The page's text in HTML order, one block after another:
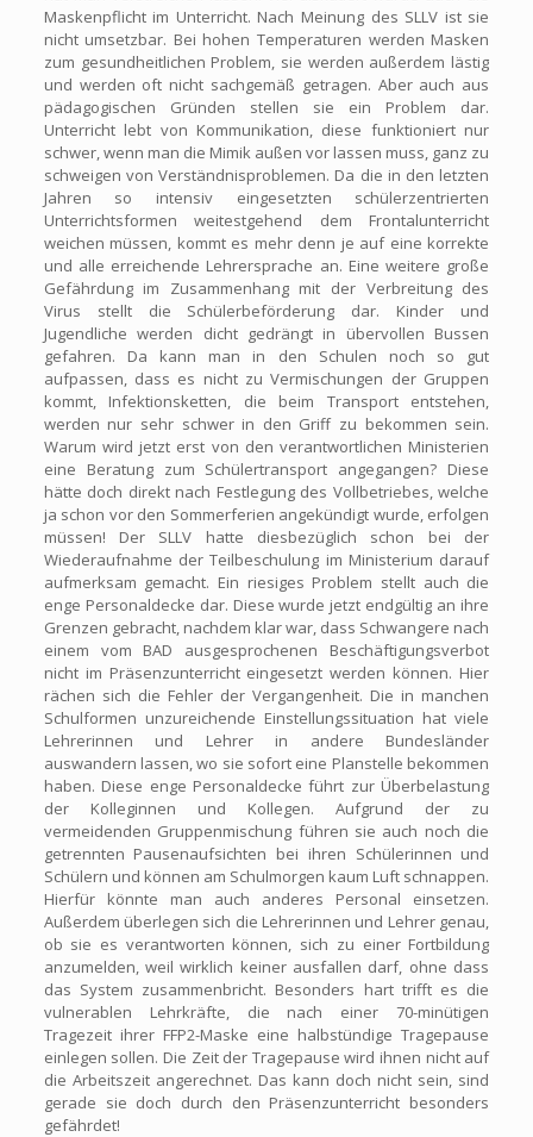
Maskenpflicht im Unterricht. Nach Meinung des SLLV ist sie
nicht umsetzbar. Bei hohen Temperaturen werden Masken
zum gesundheitlichen Problem, sie werden außerdem lästig
und werden oft nicht sachgemäß getragen. Aber auch aus
pädagogischen Gründen stellen sie ein Problem dar.
Unterricht lebt von Kommunikation, diese funktioniert nur
schwer, wenn man die Mimik außen vor lassen muss, ganz zu
schweigen von Verständnisproblemen. Da die in den letzten
Jahren so intensiv eingesetzten schülerzentrierten
Unterrichtsformen weitestgehend dem Frontalunterricht
weichen müssen, kommt es mehr denn je auf eine korrekte
und alle erreichende Lehrersprache an. Eine weitere große
Gefährdung im Zusammenhang mit der Verbreitung des
Virus stellt die Schülerbeförderung dar. Kinder und
Jugendliche werden dicht gedrängt in übervollen Bussen
gefahren. Da kann man in den Schulen noch so gut
aufpassen, dass es nicht zu Vermischungen der Gruppen
kommt, Infektionsketten, die beim Transport entstehen,
werden nur sehr schwer in den Griff zu bekommen sein.
Warum wird jetzt erst von den verantwortlichen Ministerien
eine Beratung zum Schülertransport angegangen? Diese
hätte doch direkt nach Festlegung des Vollbetriebes, welche
ja schon vor den Sommerferien angekündigt wurde, erfolgen
müssen! Der SLLV hatte diesbezüglich schon bei der
Wiederaufnahme der Teilbeschulung im Ministerium darauf
aufmerksam gemacht. Ein riesiges Problem stellt auch die
enge Personaldecke dar. Diese wurde jetzt endgültig an ihre
Grenzen gebracht, nachdem klar war, dass Schwangere nach
einem vom BAD ausgesprochenen Beschäftigungsverbot
nicht im Präsenzunterricht eingesetzt werden können. Hier
rächen sich die Fehler der Vergangenheit. Die in manchen
Schulformen unzureichende Einstellungssituation hat viele
Lehrerinnen und Lehrer in andere Bundesländer
auswandern lassen, wo sie sofort eine Planstelle bekommen
haben. Diese enge Personaldecke führt zur Überbelastung
der Kolleginnen und Kollegen. Aufgrund der zu
vermeidenden Gruppenmischung führen sie auch noch die
getrennten Pausenaufsichten bei ihren Schülerinnen und
Schülern und können am Schulmorgen kaum Luft schnappen.
Hierfür könnte man auch anderes Personal einsetzen.
Außerdem überlegen sich die Lehrerinnen und Lehrer genau,
ob sie es verantworten können, sich zu einer Fortbildung
anzumelden, weil wirklich keiner ausfallen darf, ohne dass
das System zusammenbricht. Besonders hart trifft es die
vulnerablen Lehrkräfte, die nach einer 70-minütigen
Tragezeit ihrer FFP2-Maske eine halbstündige Tragepause
einlegen sollen. Die Zeit der Tragepause wird ihnen nicht auf
die Arbeitszeit angerechnet. Das kann doch nicht sein, sind
gerade sie doch durch den Präsenzunterricht besonders
gefährdet!